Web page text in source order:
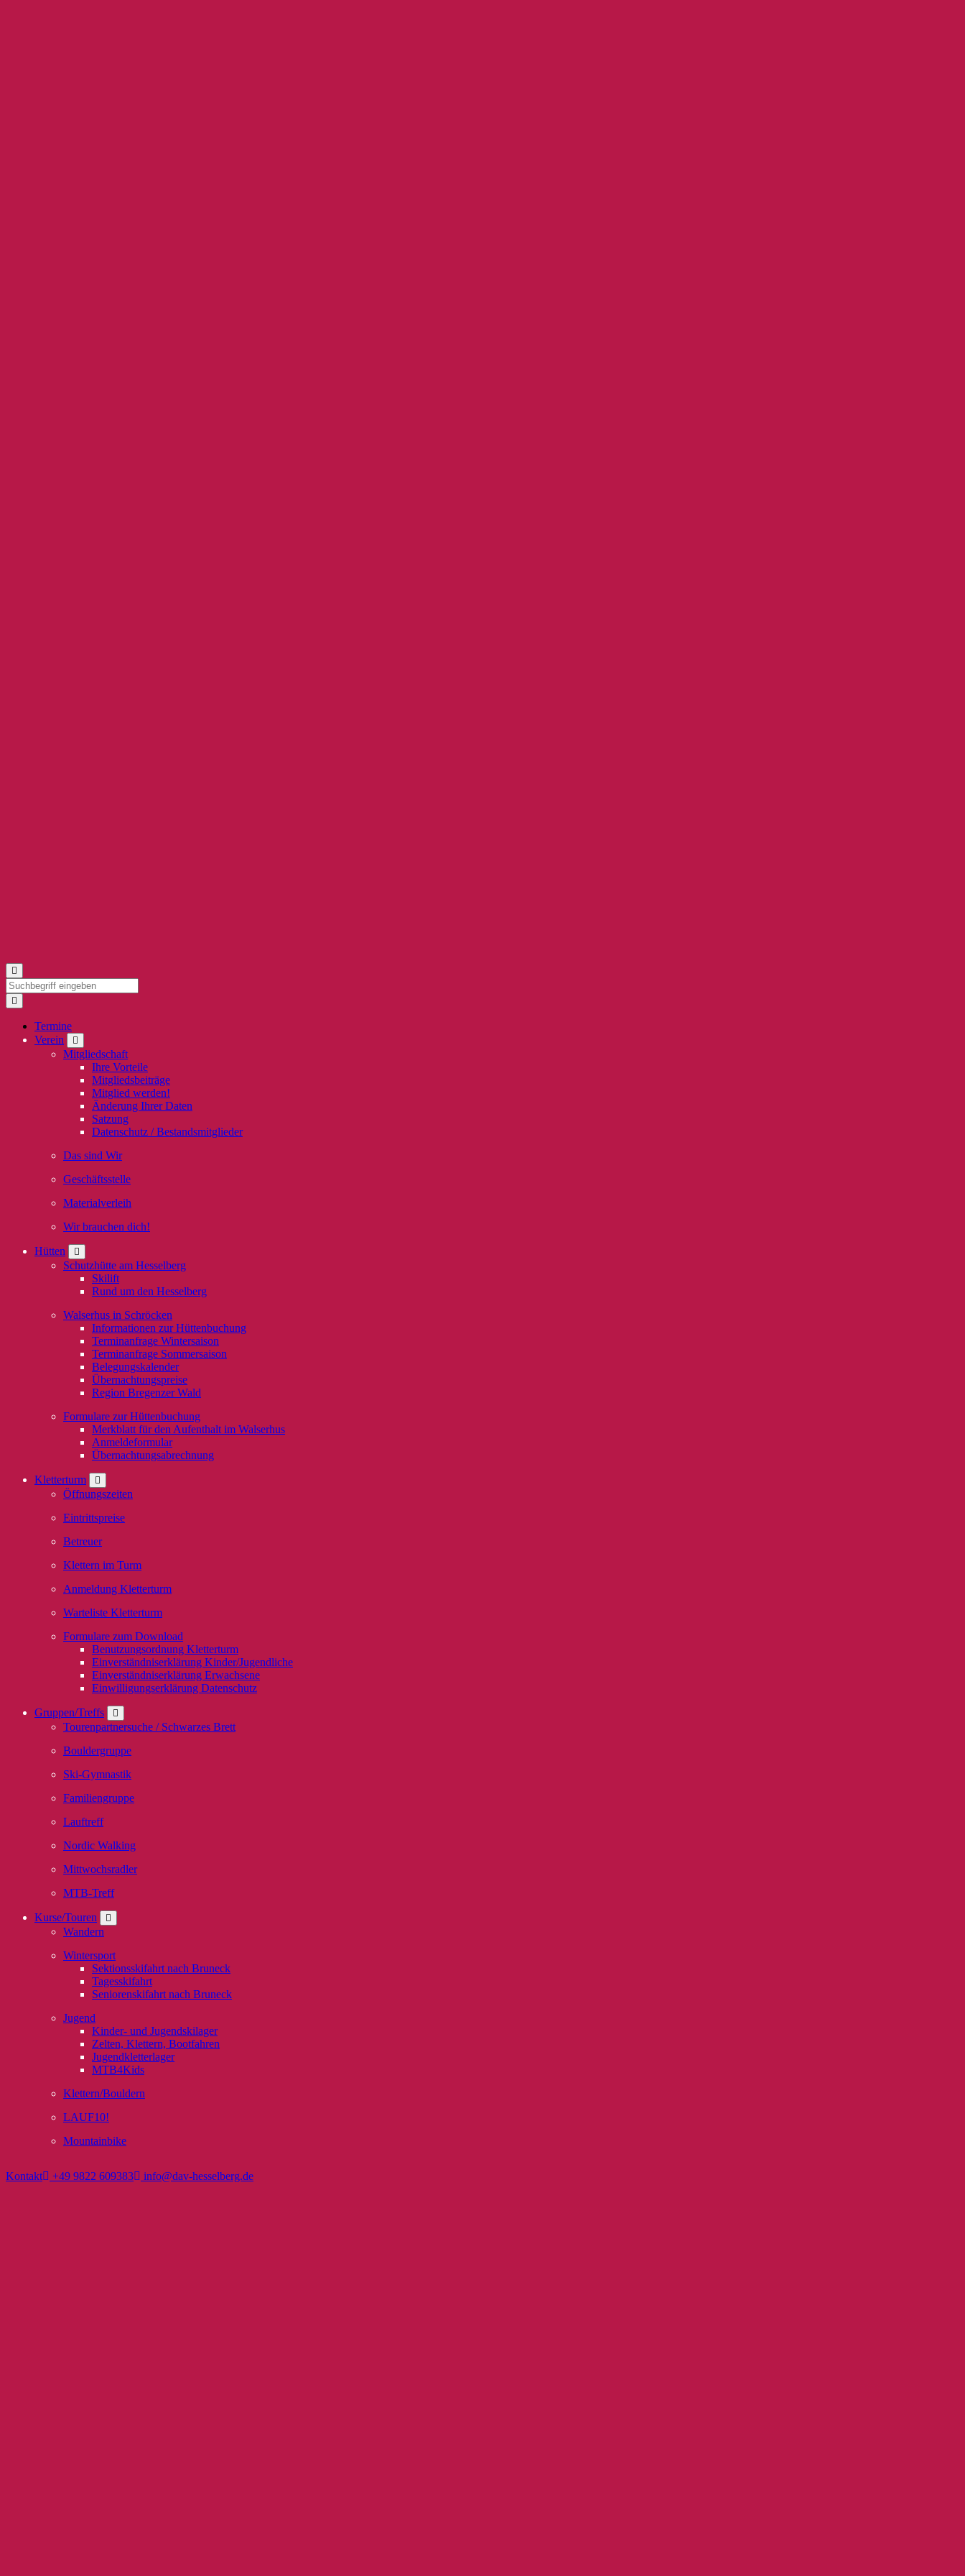
Termine
Verein
Mitgliedschaft
Ihre Vorteile
Mitgliedsbeiträge
Mitglied werden!
Änderung Ihrer Daten
Satzung
Datenschutz / Bestandsmitglieder
Das sind Wir
Geschäftsstelle
Materialverleih
Wir brauchen dich!
Hütten
Schutzhütte am Hesselberg
Skilift
Rund um den Hesselberg
Walserhus in Schröcken
Informationen zur Hüttenbuchung
Terminanfrage Wintersaison
Terminanfrage Sommersaison
Belegungskalender
Übernachtungspreise
Region Bregenzer Wald
Formulare zur Hüttenbuchung
Merkblatt für den Aufenthalt im Walserhus
Anmeldeformular
Übernachtungsabrechnung
Kletterturm
Öffnungszeiten
Eintrittspreise
Betreuer
Klettern im Turm
Anmeldung Kletterturm
Warteliste Kletterturm
Formulare zum Download
Benutzungsordnung Kletterturm
Einverständniserklärung Kinder/Jugendliche
Einverständniserklärung Erwachsene
Einwilligungserklärung Datenschutz
Gruppen/Treffs
Tourenpartnersuche / Schwarzes Brett
Bouldergruppe
Ski-Gymnastik
Familiengruppe
Lauftreff
Nordic Walking
Mittwochsradler
MTB-Treff
Kurse/Touren
Wandern
Wintersport
Sektionsskifahrt nach Bruneck
Tagesskifahrt
Seniorenskifahrt nach Bruneck
Jugend
Kinder- und Jugendskilager
Zelten, Klettern, Bootfahren
Jugendkletterlager
MTB4Kids
Klettern/Bouldern
LAUF10!
Mountainbike
Kontakt +49 9822 609383 info@dav-hesselberg.de